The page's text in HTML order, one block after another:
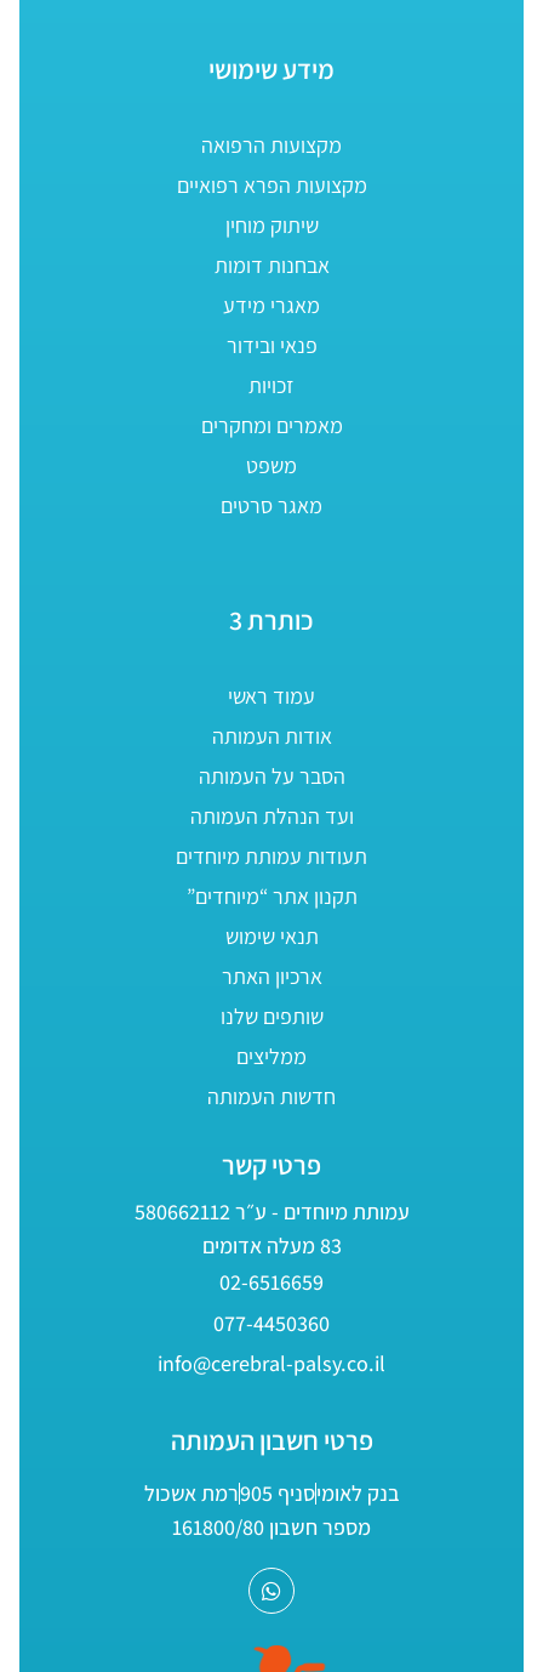
מידע שימושי
מקצועות הרפואה
מקצועות הפרא רפואיים
שיתוק מוחין
אבחנות דומות
מאגרי מידע
פנאי ובידור
זכויות
מאמרים ומחקרים
משפט
מאגר סרטים
כותרת 3
עמוד ראשי
אודות העמותה
הסבר על העמותה
ועד הנהלת העמותה
תעודות עמותת מיוחדים
תקנון אתר “מיוחדים”
תנאי שימוש
ארכיון האתר
שותפים שלנו
ממליצים
חדשות העמותה
פרטי קשר
עמותת מיוחדים - ע״ר 580662112
83 מעלה אדומים
02-6516659
077-4450360
info@cerebral-palsy.co.il
פרטי חשבון העמותה
בנק לאומיסניף 905
רמת אשכול
מספר חשבון 161800/80